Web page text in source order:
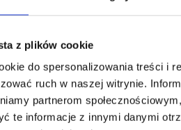
z plików cookie
do spersonalizowania treści i
ruch w naszej witrynie.
partnerom
te informacje z innymi danymi
produkt ma wiele wariantów. Opcje